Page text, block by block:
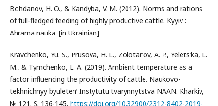
Bohdanov, H. O., & Kandyba, V. M. (2012). Norms and rations
of full-fledged feeding of highly productive cattle. Kyyiv :
Ahrarna nauka. [in Ukrainian].
Kravchenko, Yu. S., Prusova, H. L., Zolotarʹov, A. P., Yeletsʹka, L.
M., & Tymchenko, L. A. (2019). Ambient temperature as a
factor influencing the productivity of cattle. Naukovo-
tekhnichnyy byuletenʹ Instytutu tvarynnytstva NAAN. Kharkiv,
№ 121. S. 136-145. https://doi.org/10.32900/2312-8402-2019-